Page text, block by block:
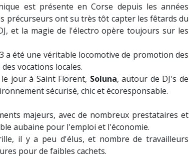
est présente en Corse depuis les années
précurseurs ont su très tôt capter les fêtards du
et la magie de l'électro opère toujours sur les
a été une véritable locomotive de promotion des
vocations locales.
jour à Saint Florent, Soluna, autour de DJ's de
sécurisé, chic et écoresponsable.
majeurs, avec de nombreux prestataires et
aubaine pour l'emploi et l'économie.
il y a peu d'élus, et nombre de travailleurs
pour de faibles cachets.